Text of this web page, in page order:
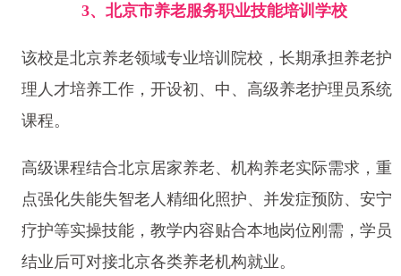
3、北京市养老服务职业技能培训学校
该校是北京养老领域专业培训院校，长期承担养老护
理人才培养工作，开设初、中、高级养老护理员系统
课程。
高级课程结合北京居家养老、机构养老实际需求，重
点强化失能失智老人精细化照护、并发症预防、安宁
疗护等实操技能，教学内容贴合本地岗位刚需，学员
结业后可对接北京各类养老机构就业。